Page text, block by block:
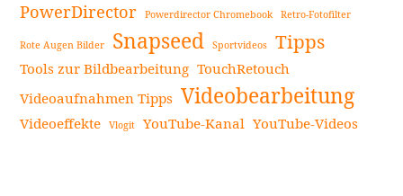
PowerDirector Powerdirector Chromebook Retro-Fotofilter
Rote Augen Bilder Snapseed Sportvideos Tipps
Tools zur Bildbearbeitung TouchRetouch
Videoaufnahmen Tipps Videobearbeitung
Videoeffekte Vlogit YouTube-Kanal YouTube-Videos